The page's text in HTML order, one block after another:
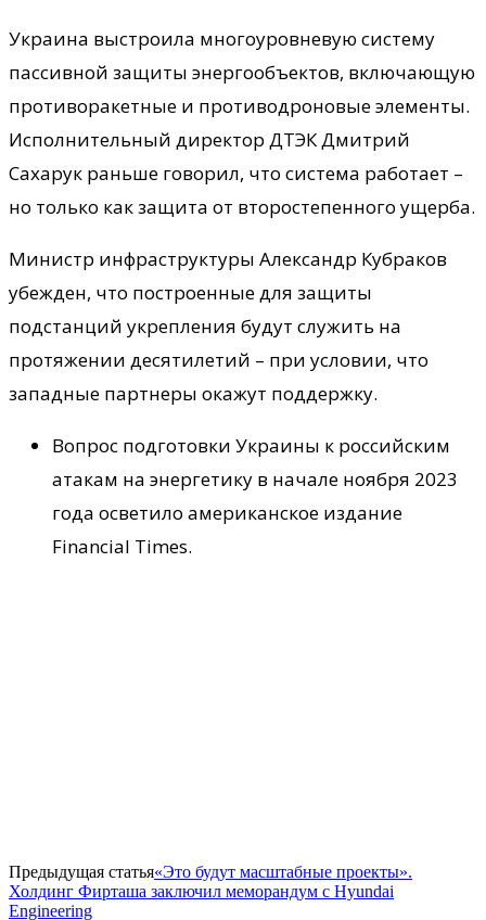
Украина выстроила многоуровневую систему
пассивной защиты энергообъектов, включающую
противоракетные и противодроновые элементы.
Исполнительный директор ДТЭК Дмитрий
Сахарук раньше говорил, что система работает –
но только как защита от второстепенного ущерба.
Министр инфраструктуры Александр Кубраков
убежден, что построенные для защиты
подстанций укрепления будут служить на
протяжении десятилетий – при условии, что
западные партнеры окажут поддержку.
Вопрос подготовки Украины к российским
атакам на энергетику в начале ноября 2023
года осветило американское издание
Financial Times.
Предыдущая статья«Это будут масштабные проекты».
Холдинг Фирташа заключил меморандум с Hyundai
Engineering